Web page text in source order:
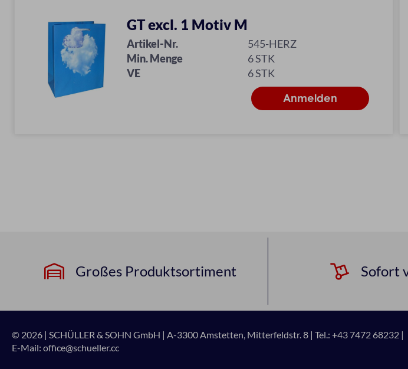
GT excl. 1 Motiv M
Artikel-Nr.
545-HERZ
Min. Menge
6 STK
VE
6 STK
Großes Produktsortiment Sofort
© 2026 | SCHÜLLER & SOHN GmbH | A-3300 Amstetten, Mitterfeldstr. 8 | Tel.: +43 7472 68232 |
E-Mail: office@schueller.cc